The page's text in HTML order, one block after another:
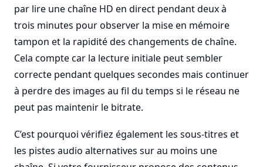
par lire une chaîne HD en direct pendant deux à
trois minutes pour observer la mise en mémoire
tampon et la rapidité des changements de chaîne.
Cela compte car la lecture initiale peut sembler
correcte pendant quelques secondes mais continuer
à perdre des images au fil du temps si le réseau ne
peut pas maintenir le bitrate.
C’est pourquoi vérifiez également les sous-titres et
les pistes audio alternatives sur au moins une